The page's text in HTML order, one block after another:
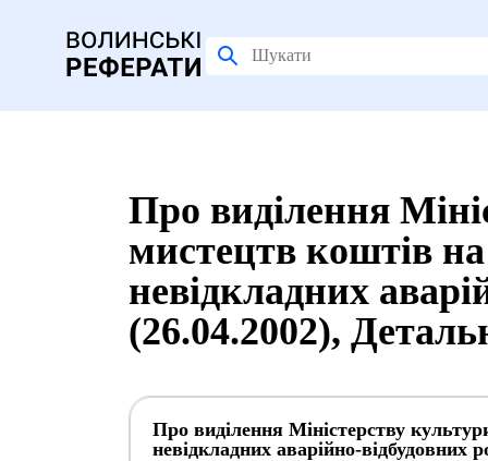
Про виділення
мистецтв коштів
невідкладних
(26.04.2002),
Про виділення Міністерству
невідкладних аварійно-відбудовних